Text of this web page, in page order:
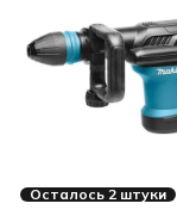
Осталось 2 штуки